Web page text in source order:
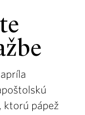
, ktorú pápež